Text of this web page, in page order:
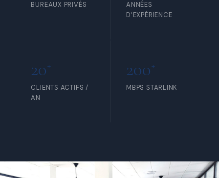
BUREAUX PRIVÉS
ANNÉES
D'EXPÉRIENCE
20+
CLIENTS ACTIFS /
AN
200+
MBPS STARLINK